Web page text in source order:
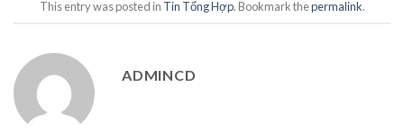
This entry was posted in Tin Tổng Hợp. Bookmark thepermalink.
ADMINCD